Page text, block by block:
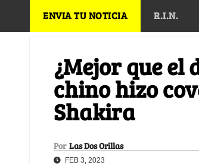
ENVIA TU NOTICIA R.I.N.
¿Mejor que
chino hizo
Shakira
Por Las Dos Orillas
FEB 3, 2023